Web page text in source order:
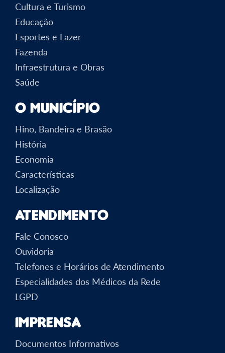
Cultura e Turismo
Educação
Esportes e Lazer
Fazenda
Infraestrutura e Obras
Saúde
O Município
Hino, Bandeira e Brasão
História
Economia
Características
Localização
Atendimento
Fale Conosco
Ouvidoria
Telefones e Horários de Atendimento
Especialidades dos Médicos da Rede
LGPD
Imprensa
Documentos Informativos